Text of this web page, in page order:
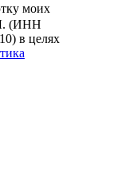
моих
(ИНН
в целях